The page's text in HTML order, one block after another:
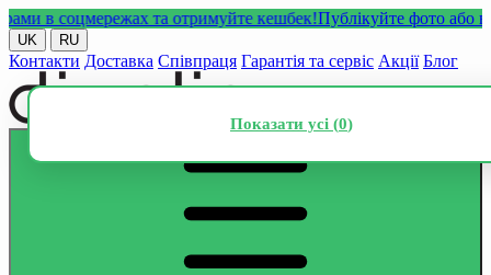
соцмережах та отримуйте кешбек!Публікуйте фото або відео
UK RU
Контакти Доставка Співпраця Гарантія та сервіс Акції Блог
Показати усі (0)